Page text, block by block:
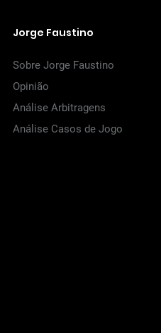
Jorge Faustino
Sobre Jorge Faustino
Opinião
Análise Arbitragens
Análise Casos de Jogo